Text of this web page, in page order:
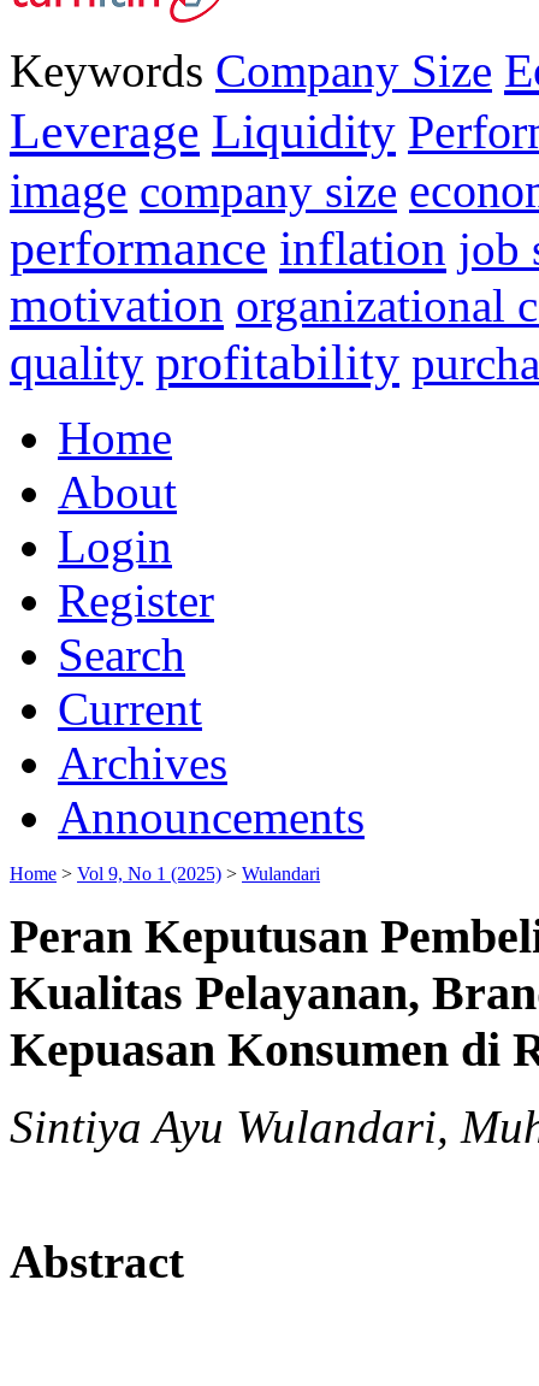
Keywords Company Size
Leverage Liquidity
image company size
performance inflation job
motivation organizational
quality profitability
Home
About
Login
Register
Search
Current
Archives
Announcements
Home > Vol 9, No 1 (2025) > Wulandari
Peran Keputusan
Kualitas Pelayanan,
Kepuasan Konsumen di
Sintiya Ayu Wulandari,
Abstract